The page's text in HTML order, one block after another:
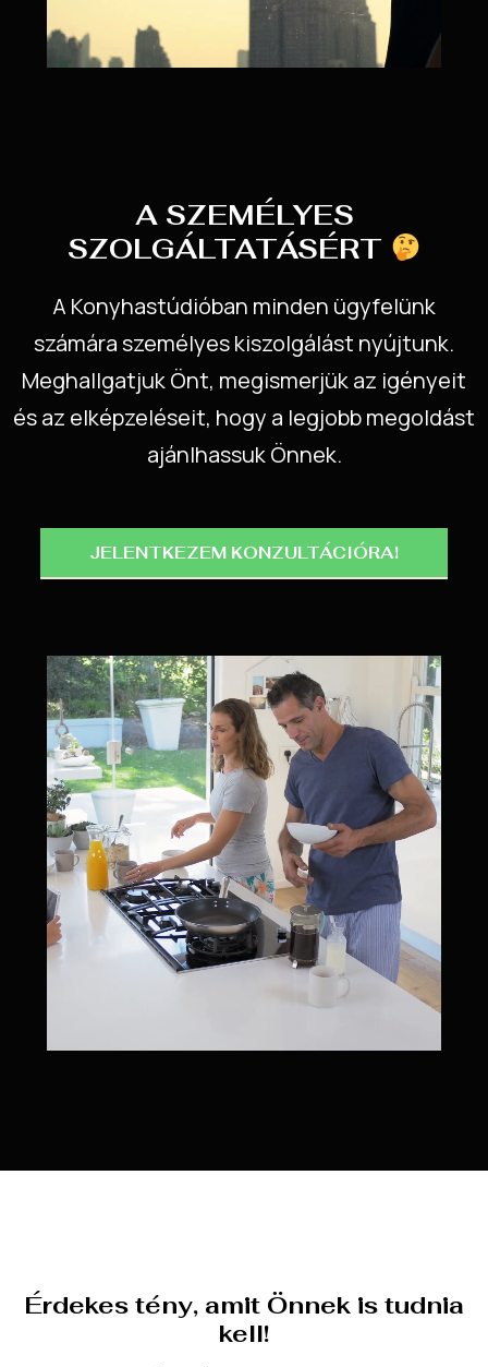
A SZEMÉLYES
SZOLGÁLTATÁSÉRT
A Konyhastúdióban minden ügyfelünk
számára személyes kiszolgálást nyújtunk.
Meghallgatjuk Önt, megismerjük az igényeit
és az elképzeléseit, hogy a legjobb megoldást
ajánlhassuk Önnek.
JELENTKEZEM KONZULTÁCIÓRA!
Érdekes tény, amit Önnek is tudnia
kell!